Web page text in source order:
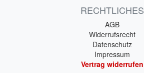
RECHTLICHES
AGB
Widerrufsrecht
Datenschutz
Impressum
Vertrag widerrufen